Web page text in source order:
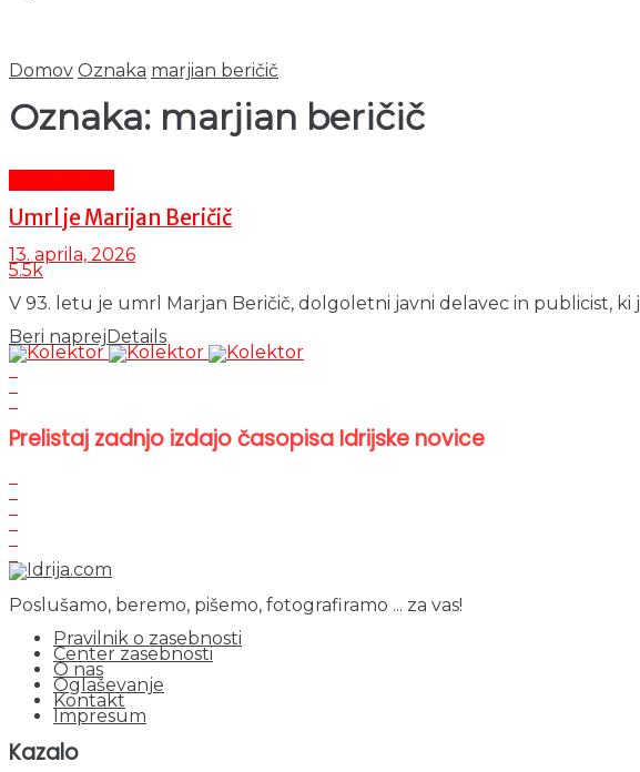
Domov Oznaka marjian beričič
Oznaka: marjian beričič
Umrl je Marijan Beričič
13. aprila, 2026
5.5k
V 93. letu je umrl Marjan Beričič, dolgoletni javni delavec in publicist,
Beri naprej Details
Prelistaj zadnjo izdajo časopisa Idrijske novice
Poslušamo, beremo, pišemo, fotografiramo ... za vas!
Pravilnik o zasebnosti
Center zasebnosti
O nas
Oglaševanje
Kontakt
Impresum
Kazalo